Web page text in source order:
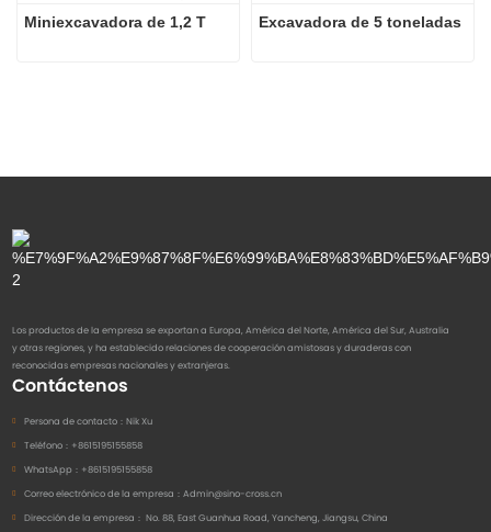
Miniexcavadora de 1,2 T Excavadora de 5 toneladas
Los productos de la empresa se exportan a Europa, América del Norte, América del Sur, Australia
y otras regiones, y ha establecido relaciones de cooperación amistosas y duraderas con
reconocidas empresas nacionales y extranjeras.
Contáctenos
Persona de contacto： Nik Xu
Teléfono： +8615195155858
WhatsApp： +8615195155858
Correo electrónico de la empresa： Admin@sino-cross.cn
Dirección de la empresa： No. 88, East Guanhua Road, Yancheng, Jiangsu, China